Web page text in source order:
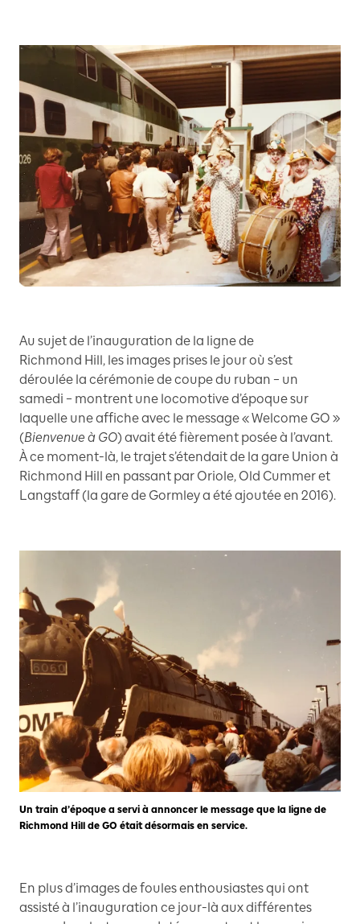
Au sujet de l’inauguration de la ligne de
Richmond Hill, les images prises le jour où s’est
déroulée la cérémonie de coupe du ruban – un
samedi – montrent une locomotive d’époque sur
laquelle une affiche avec le message « Welcome GO »
(Bienvenue à GO) avait été fièrement posée à l’avant.
À ce moment-là, le trajet s’étendait de la gare Union à
Richmond Hill en passant par Oriole, Old Cummer et
Langstaff (la gare de Gormley a été ajoutée en 2016).
Un train d’époque a servi à annoncer le message que la ligne de
Richmond Hill de GO était désormais en service.
En plus d’images de foules enthousiastes qui ont
assisté à l’inauguration ce jour-là aux différentes